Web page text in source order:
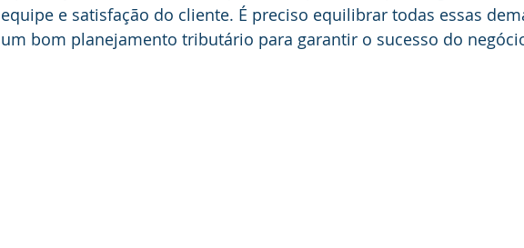
equipe e satisfação do cliente. É preciso equilibrar todas essas
um bom planejamento tributário para garantir o sucesso do